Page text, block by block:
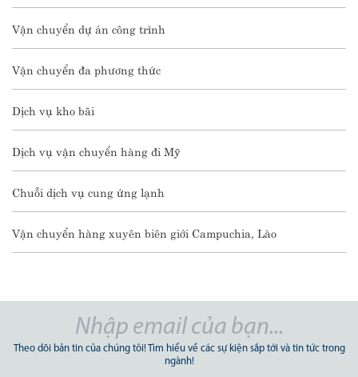
Vận chuyển dự án công trình
Vận chuyển đa phương thức
Dịch vụ kho bãi
Dịch vụ vận chuyển hàng đi Mỹ
Chuỗi dịch vụ cung ứng lạnh
Vận chuyển hàng xuyên biên giới Campuchia, Lào
Theo dõi bản tin của chúng tôi! Tìm hiểu về các sự kiện sắp tới và tin tức trong
ngành!